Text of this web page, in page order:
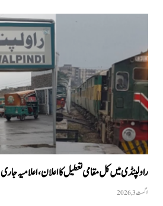
راولپنڈی میں کل مقامی تعطیل کا اعلان، اعلامیہ جاری
اگست 3, 2026